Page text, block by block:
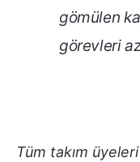
gömülen
görevleri
Tüm takım